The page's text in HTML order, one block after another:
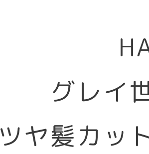
グレイ
ツヤ髪カッ